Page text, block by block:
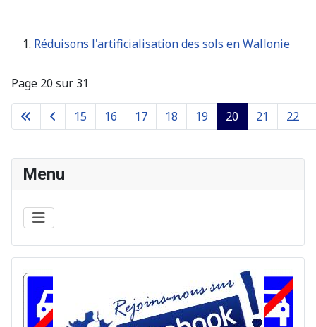
Réduisons l'artificialisation des sols en Wallonie
Page 20 sur 31
15 16 17 18 19 20 21 22
Menu